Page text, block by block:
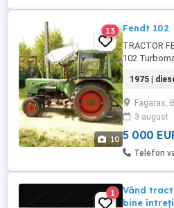
10
13 Fendt 102
TRACTOR
102
1975 |
Fagaras,
3 august
5 000
Telefon
1
Vând
bine